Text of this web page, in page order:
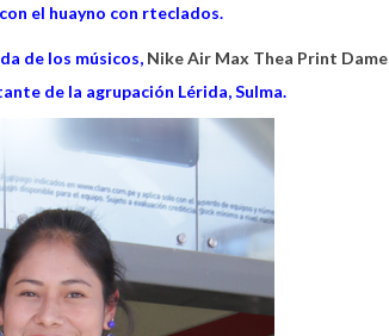
el huayno con rteclados.
de los músicos, Nike Air Max Thea Print Dame
de la agrupación Lérida, Sulma.